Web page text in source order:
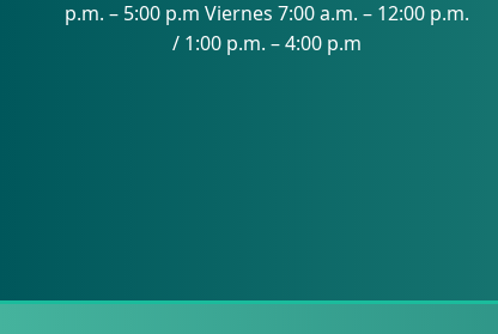
p.m. – 5:00 p.m Viernes 7:00 a.m. – 12:00 p.m.
/ 1:00 p.m. – 4:00 p.m